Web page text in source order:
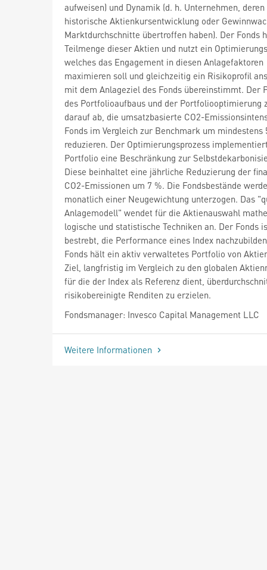
aufweisen) und Dynamik (d. h. Unternehmen, deren
historische Aktienkursentwicklung oder
Marktdurchschnitte übertroffen haben). Der Fonds
Teilmenge dieser Aktien und nutzt ein
welches das Engagement in diesen Anlagefaktoren
maximieren soll und gleichzeitig ein Risikoprofil
mit dem Anlageziel des Fonds übereinstimmt. Der
des Portfolioaufbaus und der Portfoliooptimierung
darauf ab, die umsatzbasierte CO2-
Fonds im Vergleich zur Benchmark um mindestens
reduzieren. Der Optimierungsprozess
Portfolio eine Beschränkung zur
Diese beinhaltet eine jährliche Reduzierung der
CO2-Emissionen um 7 %. Die Fondsbestände
monatlich einer Neugewichtung unterzogen. Das
Anlagemodell" wendet für die Aktienauswahl
logische und statistische Techniken an. Der Fonds
bestrebt, die Performance eines Index
Fonds hält ein aktiv verwaltetes Portfolio von
Ziel, langfristig im Vergleich zu den globalen
für die der Index als Referenz dient,
risikobereinigte Renditen zu erzielen.
Fondsmanager: Invesco Capital Management LLC
Weitere Informationen